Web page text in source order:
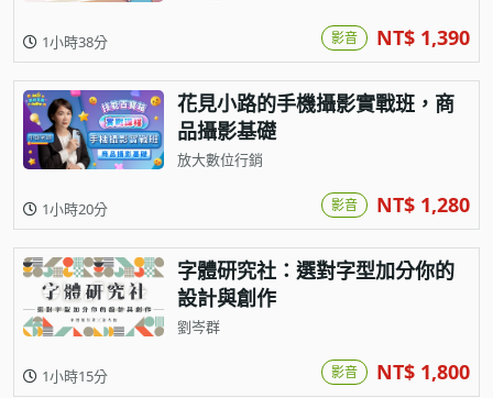
1小時38分 影音 NT$ 1,390
花見小路的手機攝影實戰班，商
品攝影基礎
放大數位行銷
1小時20分 影音 NT$ 1,280
字體研究社：選對字型加分你的
設計與創作
劉岑群
1小時15分 影音 NT$ 1,800